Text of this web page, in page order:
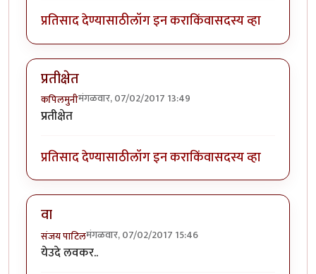
प्रतिसाद देण्यासाठीलॉग इन कराकिंवासदस्य व्हा
प्रतीक्षेत
कपिलमुनीमंगळवार, 07/02/2017 13:49
प्रतीक्षेत
प्रतिसाद देण्यासाठीलॉग इन कराकिंवासदस्य व्हा
वा
संजय पाटिलमंगळवार, 07/02/2017 15:46
येउदे लवकर..